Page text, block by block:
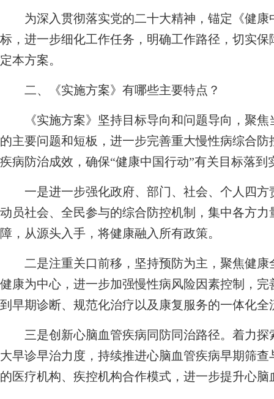
为深入贯彻落实党的二十大精神，锚定《健康
标，进一步细化工作任务，明确工作路径，切实
定本方案。
二、《实施方案》有哪些主要特点？
《实施方案》坚持目标导向和问题导向，聚焦
的主要问题和短板，进一步完善重大慢性病综合
疾病防治成效，确保“健康中国行动”有关目标落
一是进一步强化政府、部门、社会、个人四方
动员社会、全民参与的综合防控机制，集中各方
障，从源头入手，将健康融入所有政策。
二是注重关口前移，坚持预防为主，聚焦健康
健康为中心，进一步加强慢性病风险因素控制，
到早期诊断、规范化治疗以及康复服务的一体化全
三是创新心脑血管疾病同防同治路径。着力探
大早诊早治力度，持续推进心脑血管疾病早期筛
的医疗机构、疾控机构合作模式，进一步提升心